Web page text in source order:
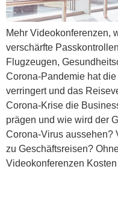
Mehr Videokonferenzen,
verschärfte
Flugzeugen,
Corona-Pandemie hat
verringert und das
Corona-Krise die
prägen und wie wird der
Corona-Virus aussehen?
zu Geschäftsreisen?
Videokonferenzen